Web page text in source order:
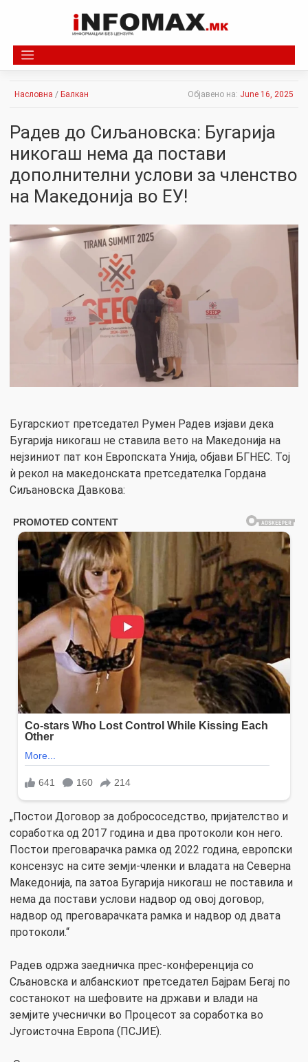
Насловна / Балкан Објавено на: June 16, 2025
Радев до Сиљановска: Бугарија
никогаш нема да постави
дополнителни услови за членство
на Македонија во ЕУ!
Бугарскиот претседател Румен Радев изјави дека
Бугарија никогаш не ставила вето на Македонија на
нејзиниот пат кон Европската Унија, објави БГНЕС. Тој
ѝ рекол на македонската претседателка Гордана
Сиљановска Давкова:
„Постои Договор за добрососедство, пријателство и
соработка од 2017 година и два протоколи кон него.
Постои преговарачка рамка од 2022 година, европски
консензус на сите земји-членки и владата на Северна
Македонија, па затоа Бугарија никогаш не поставила и
нема да постави услови надвор од овој договор,
надвор од преговарачката рамка и надвор од двата
протоколи.“
Радев одржа заедничка прес-конференција со
Сљановска и албанскиот претседател Бајрам Бегај по
состанокот на шефовите на држави и влади на
земјите учеснички во Процесот за соработка во
Југоисточна Европа (ПСЈИЕ).